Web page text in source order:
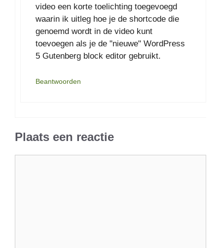
video een korte toelichting toegevoegd
waarin ik uitleg hoe je de shortcode die
genoemd wordt in de video kunt
toevoegen als je de "nieuwe" WordPress
5 Gutenberg block editor gebruikt.
Beantwoorden
Plaats een reactie